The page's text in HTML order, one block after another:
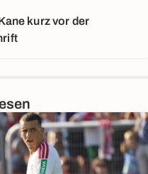
kurz vor der